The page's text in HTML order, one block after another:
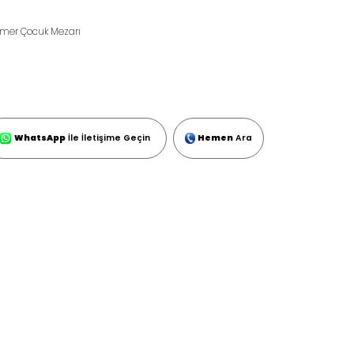
Çocuk Mezarı
WhatsApp İle İletişime Geçin Hemen Ara